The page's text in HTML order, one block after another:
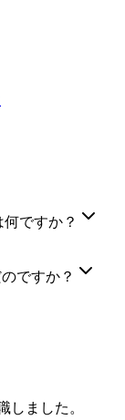
ですか？
ですか？
しました。